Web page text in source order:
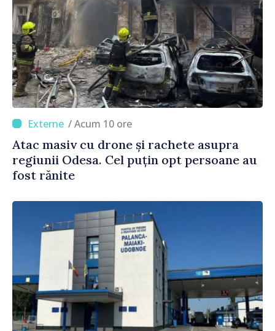
/ Acum 10 ore
Atac masiv cu drone și rachete asupra
regiunii Odesa. Cel puțin opt persoane au
fost rănite